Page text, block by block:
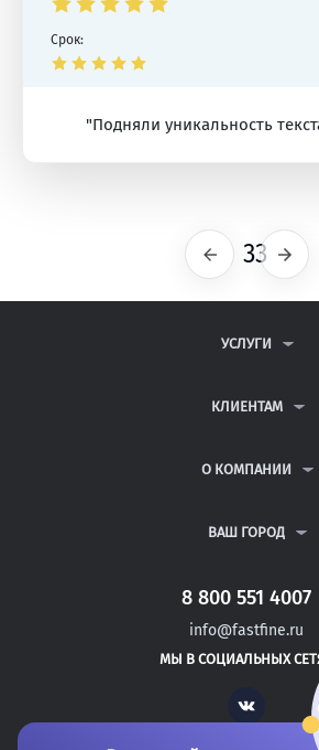
Срок:
"Подняли уникальность
Предыдущая
33
УСЛУГИ
ДИПЛОМНЫЕ РАБОТЫ
РЕФЕРАТЫ
КЛИЕНТАМ
ВОПРОСЫ И ОТВЕТЫ
ПОЛИТИКА
О КОМПАНИИ
КОНТАКТЫ
ВАШ ГОРОД
САНКТ-ПЕТЕРБУРГ
БАТЫРЕВО
КАНАШ
8 800 551 4007
info@fastfine.ru
МЫ В СОЦИАЛЬНЫХ
Vk